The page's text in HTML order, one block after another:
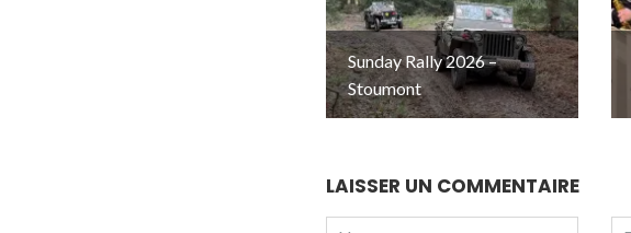
Sunday Rally 2026 –
Stoumont
LAISSER UN COMMENTAIRE